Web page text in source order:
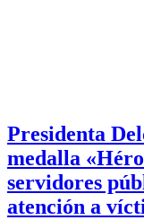
Presidenta
medalla
servidores
atención a